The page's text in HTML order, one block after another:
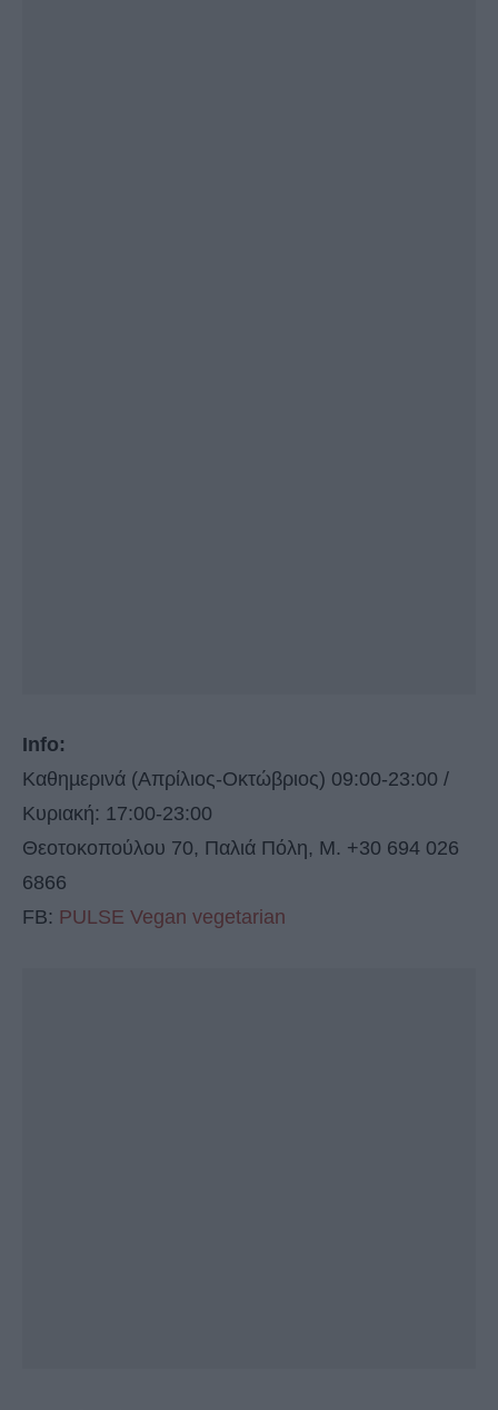
Info:
Καθηµερινά (Απρίλιος-Οκτώβριος) 09:00-23:00 /
Κυριακή: 17:00-23:00
Θεοτοκοπούλου 70, Παλιά Πόλη, M. +30 694 026
6866
FB: PULSE Vegan vegetarian